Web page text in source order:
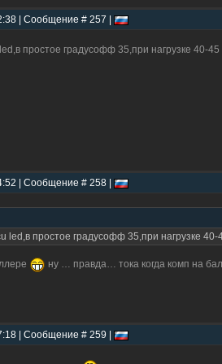
| Сообщение # 257 |
простое градусофф 35,при нагрузке 40-45
| Сообщение # 258 |
led,в простое градусофф 35,при нагрузке 40-
ну … правда… тока когда комп на
| Сообщение # 259 |